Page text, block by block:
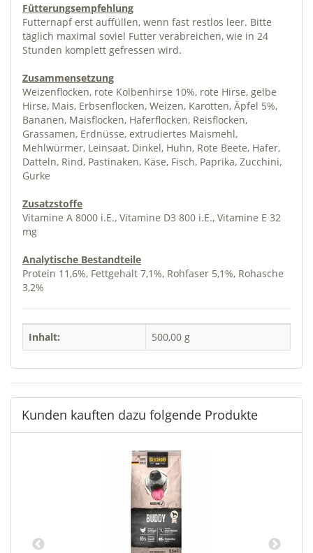
Fütterungsempfehlung
Futternapf erst auffüllen, wenn fast restlos leer. Bitte
täglich maximal soviel Futter verabreichen, wie in 24
Stunden komplett gefressen wird.
Zusammensetzung
Weizenflocken, rote Kolbenhirse 10%, rote Hirse, gelbe
Hirse, Mais, Erbsenflocken, Weizen, Karotten, Äpfel 5%,
Bananen, Maisflocken, Haferflocken, Reisflocken,
Grassamen, Erdnüsse, extrudiertes Maismehl,
Mehlwürmer, Leinsaat, Dinkel, Huhn, Rote Beete, Hafer,
Datteln, Rind, Pastinaken, Käse, Fisch, Paprika, Zucchini,
Gurke
Zusatzstoffe
Vitamine A 8000 i.E., Vitamine D3 800 i.E., Vitamine E 32
mg
Analytische Bestandteile
Protein 11,6%, Fettgehalt 7,1%, Rohfaser 5,1%, Rohasche
3,2%
Inhalt: 500,00 g
Kunden kauften dazu folgende Produkte